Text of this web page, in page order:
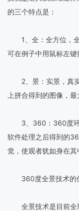
的三个特点是：
1、全：全方位，全
可在例子中用鼠标左键
2、景：实景，真实
上拼合得到的图像，
3、360：360度环
软件处理之后得到的
觉，使观者犹如身在其
360度全景技术的
全景技术是目前全